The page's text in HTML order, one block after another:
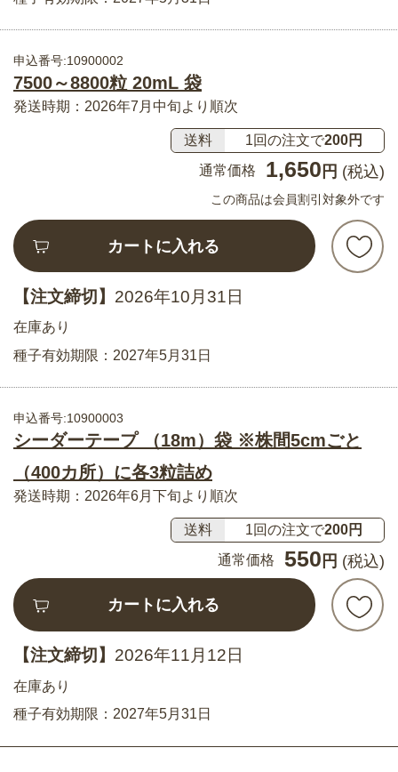
申込番号:10900002
7500～8800粒 20mL 袋
発送時期：2026年7月中旬より順次
送料 1回の注文で200円
通常価格
1,650 円 (税込)
この商品は会員割引対象外です
カートに入れる
【注文締切】 2026年10月31日
在庫あり
種子有効期限：2027年5月31日
申込番号:10900003
シーダーテープ （18m）袋 ※株間5cmごと
（400カ所）に各3粒詰め
発送時期：2026年6月下旬より順次
送料 1回の注文で200円
通常価格
550 円 (税込)
カートに入れる
【注文締切】 2026年11月12日
在庫あり
種子有効期限：2027年5月31日